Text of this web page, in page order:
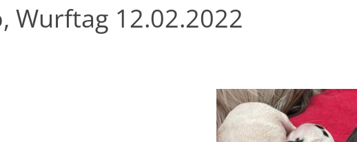
Wurftag 12.02.2022